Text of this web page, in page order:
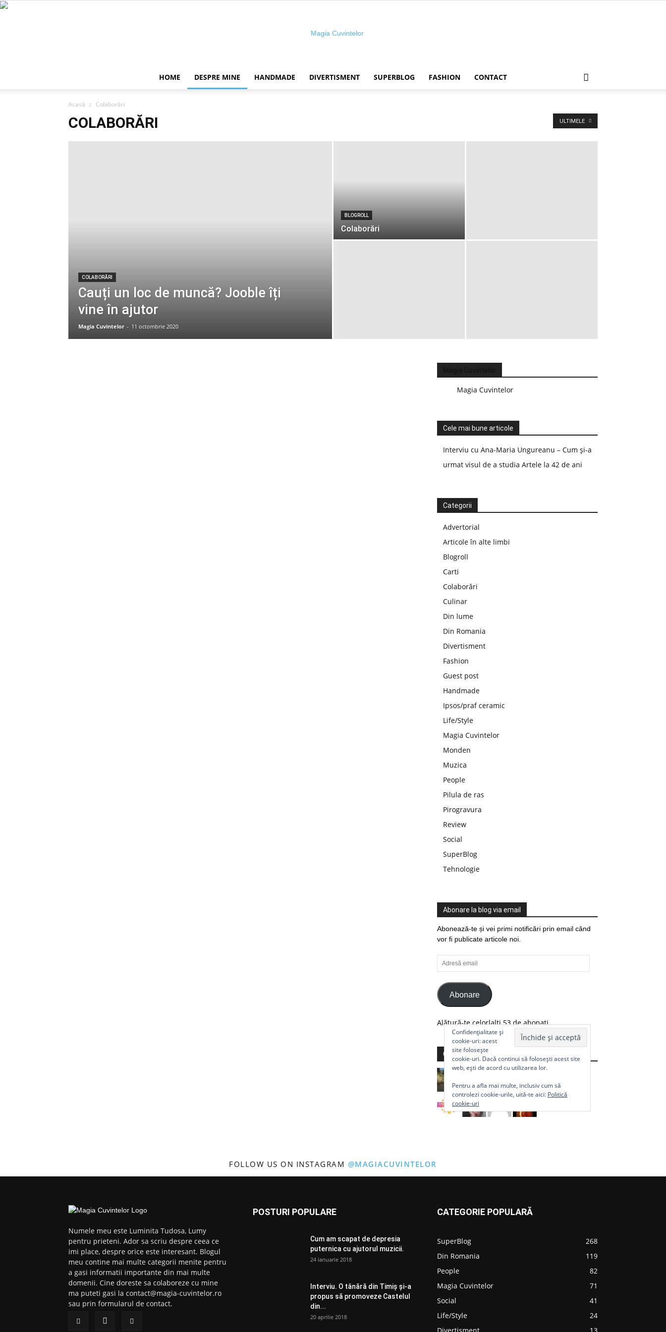
HOME DESPRE MINE HANDMADE DIVERTISMENT SUPERBLOG FASHION CONTACT
Acasă Colaborări
COLABORĂRI ULTIMELE
COLABORĂRI
Cauți un loc de muncă? Jooble îți
vine în ajutor
Magia Cuvintelor - 11 octombrie 2020
BLOGROLL
Colaborări
Magia Cuvintelor
Cele mai bune articole
Interviu cu Ana-Maria Ungureanu – Cum și-a
urmat visul de a studia Artele la 42 de ani
Categorii
Advertorial
Articole în alte limbi
Blogroll
Carti
Colaborări
Culinar
Din lume
Din Romania
Divertisment
Fashion
Guest post
Handmade
Ipsos/praf ceramic
Life/Style
Magia Cuvintelor
Monden
Muzica
People
Pilula de ras
Pirogravura
Review
Social
SuperBlog
Tehnologie
Abonare la blog via email
Abonează-te și vei primi notificări prin email când
vor fi publicate articole noi.
Adresă
email
Abonare
Alătură-te celorlalți 53 de abonați.
Comunitate
Confidențialitate și
cookie-uri: acest
site folosește
cookie-uri. Dacă continui să folosești acest site
web, ești de acord cu utilizarea lor.
Pentru a afla mai multe, inclusiv cum să
controlezi cookie-urile, uită-te aici: Politică
cookie-uri
FOLLOW US ON INSTAGRAM @MAGIACUVINTELOR
Numele meu este Luminita Tudosa, Lumy
pentru prieteni. Ador sa scriu despre ceea ce
imi place, despre orice este interesant. Blogul
meu contine mai multe categorii menite pentru
a gasi informatii importante din mai multe
domenii. Cine doreste sa colaboreze cu mine
ma puteti gasi la contact@magia-cuvintelor.ro
sau prin formularul de contact.
POSTURI POPULARE
Cum am scapat de depresia
puternica cu ajutorul muzicii.
24 ianuarie 2018
Interviu. O tânără din Timiș și-a
propus să promoveze Castelul
din...
20 aprilie 2018
CATEGORIE POPULARĂ
SuperBlog
268
Din Romania
119
People
82
Magia Cuvintelor
71
Social
41
Life/Style
24